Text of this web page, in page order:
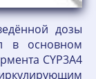
дозы
в основном
CYP3А4